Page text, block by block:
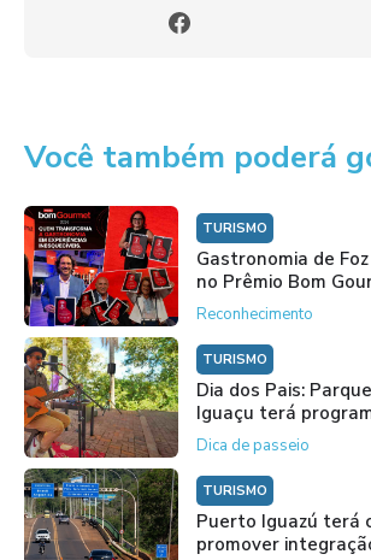
Você também poderá
TURISMO
Gastronomia de
no Prêmio Bom
Reconhecimento
TURISMO
Dia dos Pais:
Iguaçu terá
Dica de passeio
TURISMO
Puerto Iguazú terá
promover